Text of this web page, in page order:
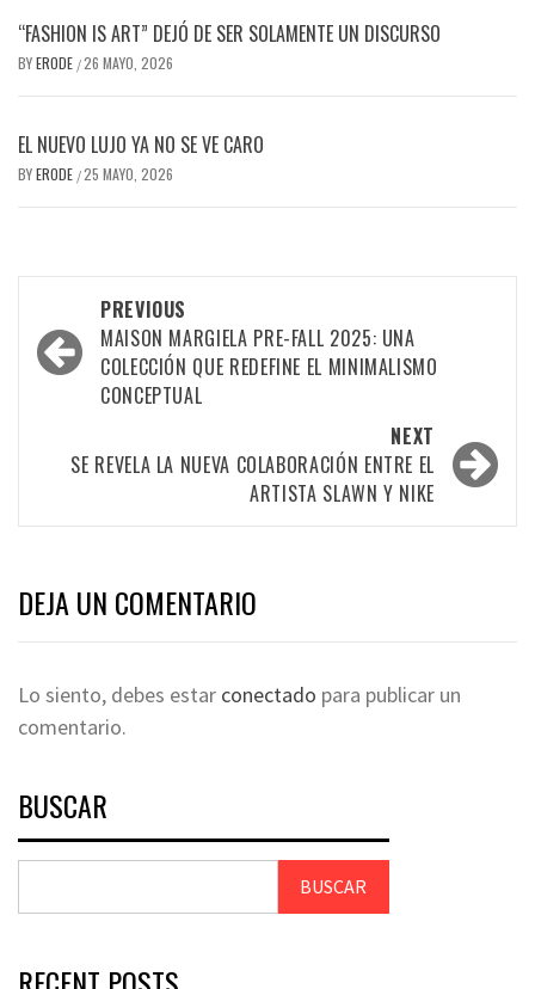
“FASHION IS ART” DEJÓ DE SER SOLAMENTE UN DISCURSO
BYERODE /26 MAYO, 2026
EL NUEVO LUJO YA NO SE VE CARO
BYERODE /25 MAYO, 2026
PREVIOUS
MAISON MARGIELA PRE-FALL 2025: UNA
COLECCIÓN QUE REDEFINE EL MINIMALISMO
CONCEPTUAL
NEXT
SE REVELA LA NUEVA COLABORACIÓN ENTRE EL
ARTISTA SLAWN Y NIKE
DEJA UN COMENTARIO
Lo siento, debes estar conectado para publicar un
comentario.
BUSCAR
BUSCAR